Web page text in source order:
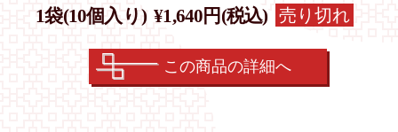
1袋(10個入り) ¥1,640円(税込) 売り切れ
この商品の詳細へ